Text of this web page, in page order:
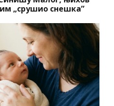
„срушио снешка”